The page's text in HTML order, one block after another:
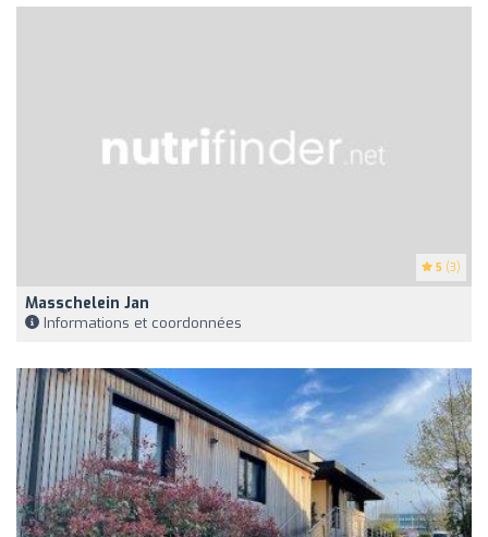
5 (3)
Masschelein Jan
Informations et coordonnées